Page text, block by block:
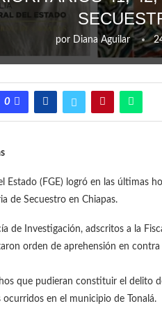
por Diana Aguilar
0
Estado (FGE) logró en las últimas
de Secuestro en Chiapas.
de Investigación, adscritos a la
orden de aprehensión en contra
que pudieran constituir el delito
ocurridos en el municipio de Tonalá.